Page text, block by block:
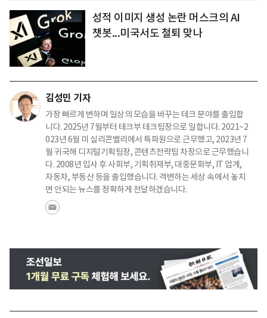
성적 이미지 생성 논란 머스크의 AI
챗봇...미국서도 철퇴 맞나
김성민 기자
가장 빠르게 변하며 일상의 모습을 바꾸는 테크 분야를 출입합
니다. 2025년 7월부터 테크부 테크팀장으로 일합니다. 2021~2
023년 6월 미 실리콘밸리에서 특파원으로 근무했고, 2023년 7
월 귀국해 디지털기획팀장, 콘텐츠전략팀 차장으로 근무했습니
다. 2008년 입사 후 사회부, 기획취재부, 대중문화부, IT 업계,
자동차, 부동산 등을 출입했습니다. 격변하는 세상 속에서 놓치
면 안되는 뉴스를 정확하게 전달하겠습니다.